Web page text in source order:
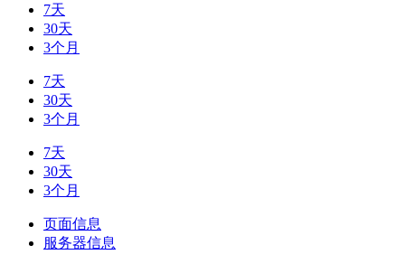
7天
30天
3个月
7天
30天
3个月
7天
30天
3个月
页面信息
服务器信息